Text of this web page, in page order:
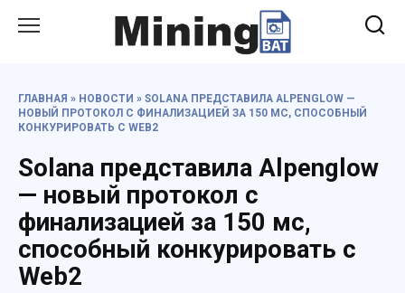
ГЛАВНАЯ » НОВОСТИ » SOLANA ПРЕДСТАВИЛА ALPENGLOW —
НОВЫЙ ПРОТОКОЛ С ФИНАЛИЗАЦИЕЙ ЗА 150 МС, СПОСОБНЫЙ
КОНКУРИРОВАТЬ С WEB2
Solana представила Alpenglow
— новый протокол с
финализацией за 150 мс,
способный конкурировать с
Web2